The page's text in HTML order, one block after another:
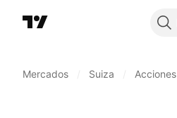
Mercados Suiza Acciones